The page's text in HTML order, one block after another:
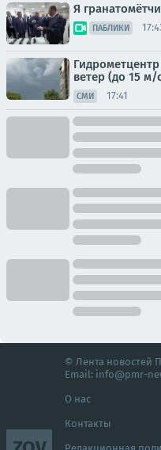
Я
ПАБЛИКИ
ветер (до 15
СМИ 17:41
© Лента новостей
Email: info@pmr-
О нас
Контакты